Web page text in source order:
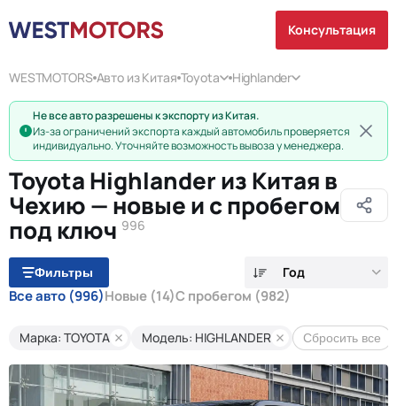
Консультация
WESTMOTORS Авто из Китая Toyota Highlander
Не все авто разрешены к экспорту из Китая.
Из-за ограничений экспорта каждый автомобиль проверяется
индивидуально. Уточняйте возможность вывоза у менеджера.
Toyota Highlander из Китая в
Чехию — новые и с пробегом
под ключ 996
Фильтры Год
Все авто (996)Новые (14)С пробегом (982)
Марка: TOYOTA Модель: HIGHLANDER Сбросить все